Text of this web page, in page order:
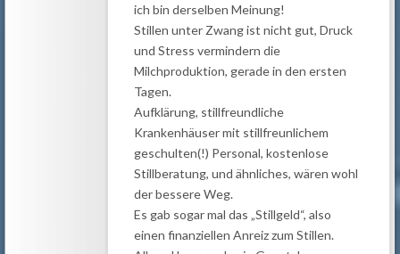
ich bin derselben Meinung!
Stillen unter Zwang ist nicht gut, Druck
und Stress vermindern die
Milchproduktion, gerade in den ersten
Tagen.
Aufklärung, stillfreundliche
Krankenhäuser mit stillfreunlichem
geschulten(!) Personal, kostenlose
Stillberatung, und ähnliches, wären wohl
der bessere Weg.
Es gab sogar mal das „Stillgeld“, also
einen finanziellen Anreiz zum Stillen.